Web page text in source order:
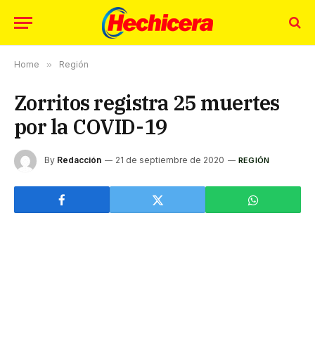
Home » Región
Zorritos registra 25 muertes
por la COVID-19
By Redacción 21 de septiembre de 2020 REGIÓN